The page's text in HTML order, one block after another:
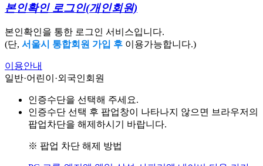
본인확인 로그인(개인회원)
본인확인을 통한 로그인 서비스입니다.
(단, 서울시 통합회원 가입 후 이용가능합니다.)
이용안내
일반·어린이·외국인회원
인증수단을 선택해 주세요.
인증수단 선택 후 팝업창이 나타나지 않으면 브라우저의
팝업차단을 해제하시기 바랍니다.
※ 팝업 차단 해제 방법